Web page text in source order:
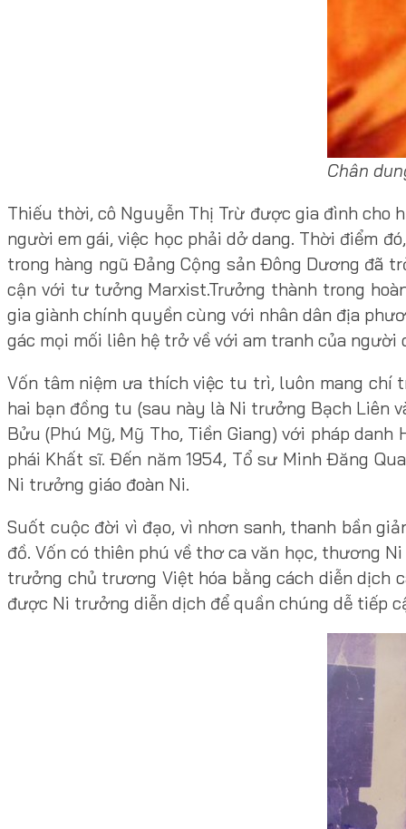
Chân
Thiếu thời, cô Nguyễn Thị Trừ được gia đình cho
người em gái, việc học phải dở dang. Thời điểm
trong hàng ngũ Đảng Cộng sản Đông Dương đã
cận với tư tưởng Marxist.Trưởng thành trong
gia giành chính quyền cùng với nhân dân địa
gác mọi mối liên hệ trở về với am tranh của
Vốn tâm niệm ưa thích việc tu trì, luôn mang chí
hai bạn đồng tu (sau này là Ni trưởng Bạch Liên
Bửu (Phú Mỹ, Mỹ Tho, Tiền Giang) với pháp
phái Khất sĩ. Đến năm 1954, Tổ sư Minh Đăng
Ni trưởng giáo đoàn Ni.
Suốt cuộc đời vì đạo, vì nhơn sanh, thanh bần
đồ. Vốn có thiên phú về thơ ca văn học, thương
trưởng chủ trương Việt hóa bằng cách diễn dịch
được Ni trưởng diễn dịch để quần chúng dễ tiếp